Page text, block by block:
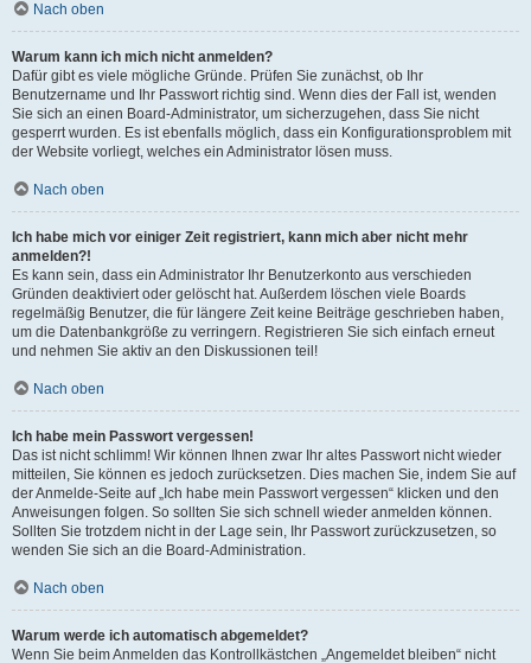
Nach oben
Warum kann ich mich nicht anmelden?
Dafür gibt es viele mögliche Gründe. Prüfen Sie zunächst, ob Ihr
Benutzername und Ihr Passwort richtig sind. Wenn dies der Fall ist, wenden
Sie sich an einen Board-Administrator, um sicherzugehen, dass Sie nicht
gesperrt wurden. Es ist ebenfalls möglich, dass ein Konfigurationsproblem mit
der Website vorliegt, welches ein Administrator lösen muss.
Nach oben
Ich habe mich vor einiger Zeit registriert, kann mich aber nicht mehr
anmelden?!
Es kann sein, dass ein Administrator Ihr Benutzerkonto aus verschieden
Gründen deaktiviert oder gelöscht hat. Außerdem löschen viele Boards
regelmäßig Benutzer, die für längere Zeit keine Beiträge geschrieben haben,
um die Datenbankgröße zu verringern. Registrieren Sie sich einfach erneut
und nehmen Sie aktiv an den Diskussionen teil!
Nach oben
Ich habe mein Passwort vergessen!
Das ist nicht schlimm! Wir können Ihnen zwar Ihr altes Passwort nicht wieder
mitteilen, Sie können es jedoch zurücksetzen. Dies machen Sie, indem Sie auf
der Anmelde-Seite auf „Ich habe mein Passwort vergessen“ klicken und den
Anweisungen folgen. So sollten Sie sich schnell wieder anmelden können.
Sollten Sie trotzdem nicht in der Lage sein, Ihr Passwort zurückzusetzen, so
wenden Sie sich an die Board-Administration.
Nach oben
Warum werde ich automatisch abgemeldet?
Wenn Sie beim Anmelden das Kontrollkästchen „Angemeldet bleiben“ nicht